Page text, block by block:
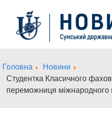
Головна
Новини
Студентка Класичного
переможниця міжнародного